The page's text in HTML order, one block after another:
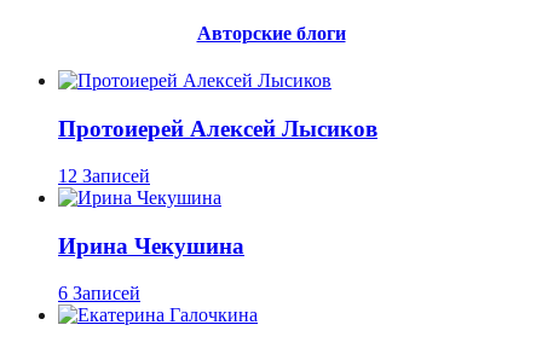
Авторские блоги
Протоиерей Алексей Лысиков
12 Записей
Ирина Чекушина
6 Записей